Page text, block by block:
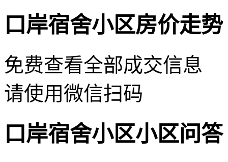
口岸宿舍小区房价走势
免费查看全部成交信息
请使用微信扫码
口岸宿舍小区小区问答